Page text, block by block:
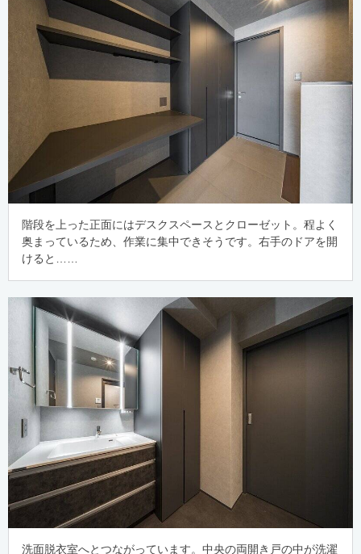
階段を上った正面にはデスクスペースとクローゼット。程よく
奥まっているため、作業に集中できそうです。右手のドアを開
けると……
洗面脱衣室へとつながっています。中央の両開き戸の中が洗濯